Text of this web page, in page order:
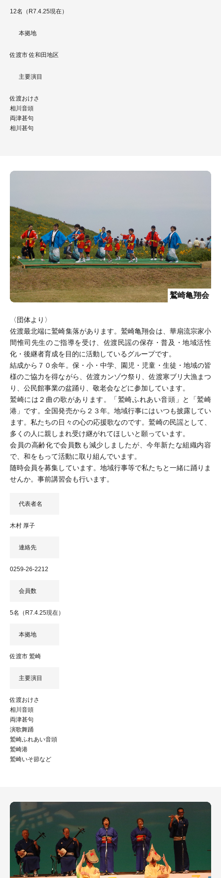
12名（R7.4.25現在）
本拠地
佐渡市 佐和田地区
主要演目
佐渡おけさ
相川音頭
両津甚句
相川甚句
鷲崎亀翔会
〈団体より〉
佐渡最北端に鷲崎集落があります。鷲崎亀翔会は、華扇流宗家小
間惟司先生のご指導を受け、佐渡民謡の保存・普及・地域活性
化・後継者育成を目的に活動しているグループです。
結成から７０余年。保・小・中学、園児・児童・生徒・地域の皆
様のご協力を得ながら、佐渡カンゾウ祭り、佐渡寒ブリ大漁まつ
り、公民館事業の盆踊り、敬老会などに参加しています。
鷲崎には２曲の歌があります。「鷲崎ふれあい音頭」と「鷲崎
港」です。全国発売から２３年。地域行事にはいつも披露してい
ます。私たちの日々の心の応援歌なのです。鷲崎の民謡として、
多くの人に親しまれ受け継がれてほしいと願っています。
会員の高齢化で会員数も減少しましたが、今年新たな組織内容
で、和をもって活動に取り組んでいます。
随時会員を募集しています。地域行事等で私たちと一緒に踊りま
せんか。事前講習会も行います。
代表者名
木村 厚子
連絡先
0259-26-2212
会員数
5名（R7.4.25現在）
本拠地
佐渡市 鷲崎
主要演目
佐渡おけさ
相川音頭
両津甚句
演歌舞踊
鷲崎ふれあい音頭
鷲崎港
鷲崎いそ節など